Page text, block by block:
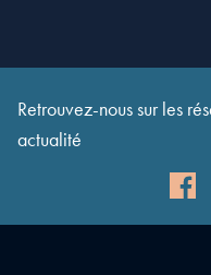
Retrouvez-nous sur les
actualité